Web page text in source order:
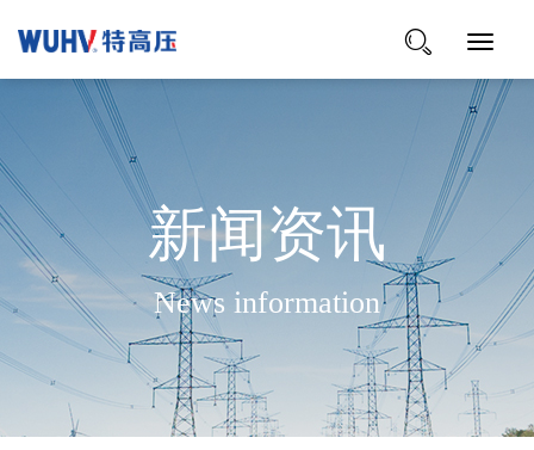
Toggle
新闻资讯
News information